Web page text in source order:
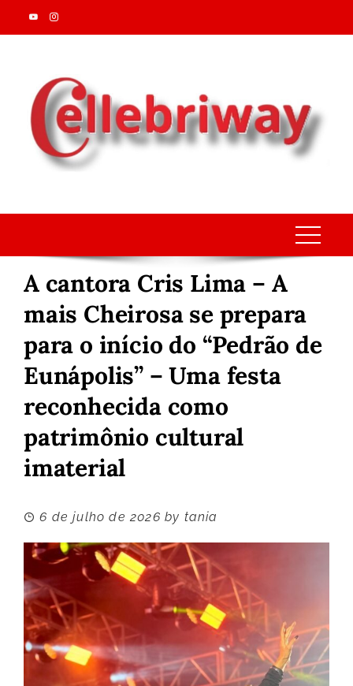
Skip
to
A cantora Cris Lima – A
mais Cheirosa se prepara
para o início do “Pedrão de
Eunápolis” – Uma festa
reconhecida como
patrimônio cultural
imaterial
6 de julho de 2026 by tania